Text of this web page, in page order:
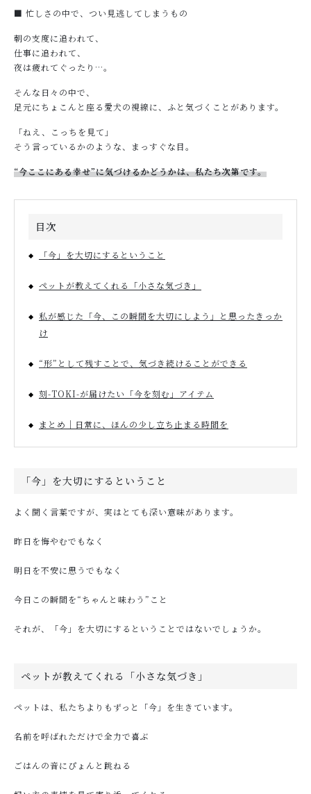
■ 忙しさの中で、つい見逃してしまうもの
朝の支度に追われて、
仕事に追われて、
夜は疲れてぐったり…。
そんな日々の中で、
足元にちょこんと座る愛犬の視線に、ふと気づくことがあります。
「ねえ、こっちを見て」
そう言っているかのような、まっすぐな目。
“今ここにある幸せ”に気づけるかどうかは、私たち次第です。
目次
「今」を大切にするということ
ペットが教えてくれる「小さな気づき」
私が感じた「今、この瞬間を大切にしよう」と思ったきっか
け
“形”として残すことで、気づき続けることができる
刻-TOKI-が届けたい「今を刻む」アイテム
まとめ｜日常に、ほんの少し立ち止まる時間を
「今」を大切にするということ
よく聞く言葉ですが、実はとても深い意味があります。
昨日を悔やむでもなく
明日を不安に思うでもなく
今日この瞬間を“ちゃんと味わう”こと
それが、「今」を大切にするということではないでしょうか。
ペットが教えてくれる「小さな気づき」
ペットは、私たちよりもずっと「今」を生きています。
名前を呼ばれただけで全力で喜ぶ
ごはんの音にぴょんと跳ねる